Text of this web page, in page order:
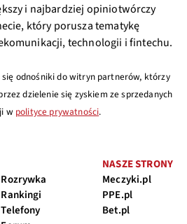
i najbardziej opiniotwórczy
który porusza tematykę
technologii i fintechu.
odnośniki do witryn partnerów, którzy
dzielenie się zyskiem ze sprzedanych
w polityce prywatności.
Rozrywka
Rankingi
Telefony
NASZE STRONY
Meczyki.pl
PPE.pl
Bet.pl